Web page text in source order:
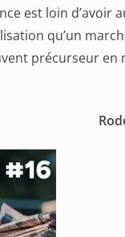
est loin d’avoir
qu’un
précurseur en